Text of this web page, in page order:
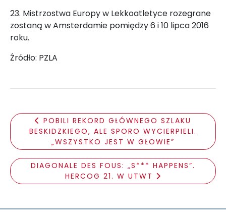
23. Mistrzostwa Europy w Lekkoatletyce rozegrane
zostaną w Amsterdamie pomiędzy 6 i 10 lipca 2016
roku.
Źródło: PZLA
POBILI REKORD GŁÓWNEGO SZLAKU
BESKIDZKIEGO, ALE SPORO WYCIERPIELI.
„WSZYSTKO JEST W GŁOWIE”
DIAGONALE DES FOUS: „S*** HAPPENS”.
HERCOG 21. W UTWT